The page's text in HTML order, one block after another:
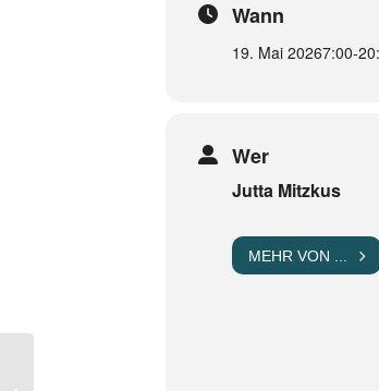
Wann
19. Mai 20267:00-
Wer
Jutta Mitzkus
MEHR VON ...